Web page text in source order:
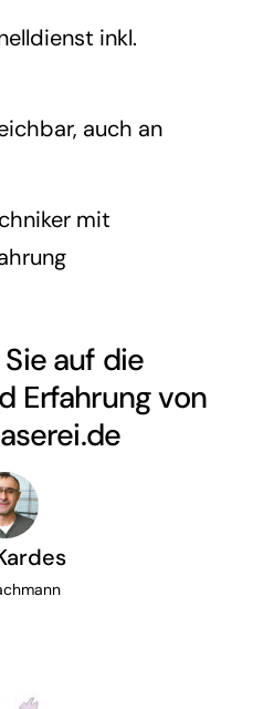
inkl.
auch an
mit
auf die
Erfahrung von